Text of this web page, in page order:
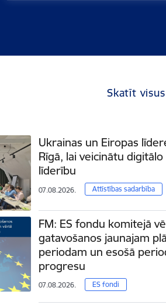
Skatīt
Ukrainas un Eiropas
Rīgā, lai veicinātu
līderību
07.08.2026. Attīstības sadarbība
FM: ES fondu komitejā
gatavošanos jaunajam
periodam un esošā
progresu
07.08.2026. ES fondi